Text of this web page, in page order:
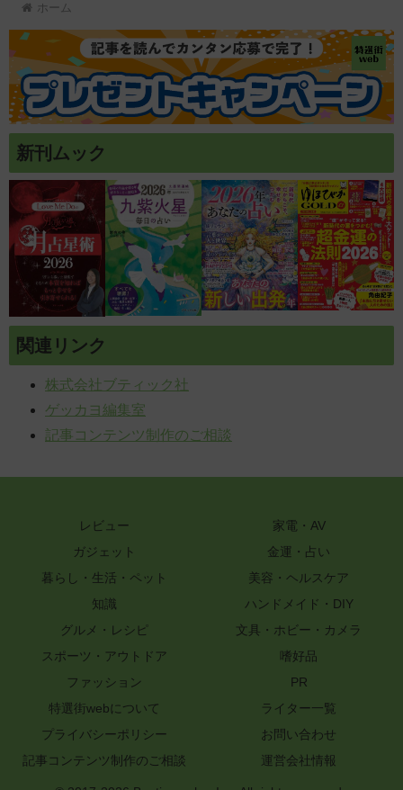
ホーム
新刊ムック
関連リンク
株式会社ブティック社
ゲッカヨ編集室
記事コンテンツ制作のご相談
レビュー
家電・AV
ガジェット
金運・占い
暮らし・生活・ペット
美容・ヘルスケア
知識
ハンドメイド・DIY
グルメ・レシピ
文具・ホビー・カメラ
スポーツ・アウトドア
嗜好品
ファッション
PR
特選街webについて
ライター一覧
プライバシーポリシー
お問い合わせ
記事コンテンツ制作のご相談
運営会社情報